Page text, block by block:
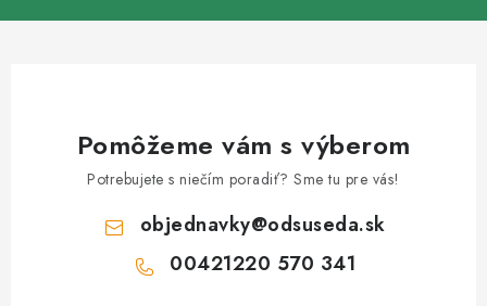
Pomôžeme vám s výberom
Potrebujete s niečím poradiť? Sme tu pre vás!
objednavky@odsuseda.sk
00421220 570 341